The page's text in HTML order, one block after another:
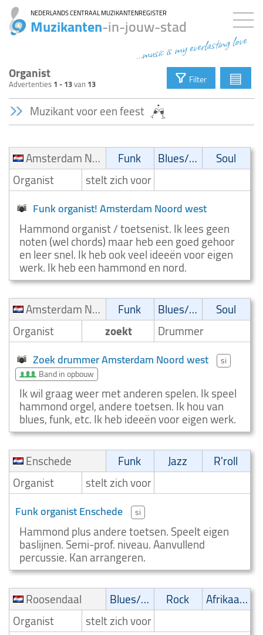
NEDERLANDS CENTRAAL MUZIKANTENREGISTER
Muzikanten-in-jouw-stad
...music is my everlasting love
Organist
Advertenties1 - 13van 13 Filter ▤
Muzikant voor een feest
Amsterdam Noord west Funk Blues/Swing
Soul
Organist
stelt zich voor
Funk organist! Amsterdam Noord west
Hammond organist / toetsenist. Ik lees geen
noten (wel chords) maar heb een goed gehoor
en leer snel. Ik heb ook veel ideeën voor eigen
werk. Ik heb een hammond en nord.
Amsterdam Noord west
Funk Blues/Swing
Soul
Organist
zoekt Drummer
Zoek drummer Amsterdam Noord west
si
Band in opbouw
Ik wil graag weer met anderen spelen. Ik speel
hammond orgel, andere toetsen. Ik hou van
blues, funk, etc. Ik heb ideeën voor eigen werk.
Enschede
Funk Jazz
R'roll
Organist
stelt zich voor
Funk organist Enschede si
Hammond plus andere toetsen. Speelt eigen
baslijnen. Semi-prof. niveau. Aanvullend
percussie. Kan arrangeren.
Roosendaal
Blues/Swing Rock
Afrikaans
Organist
stelt zich voor